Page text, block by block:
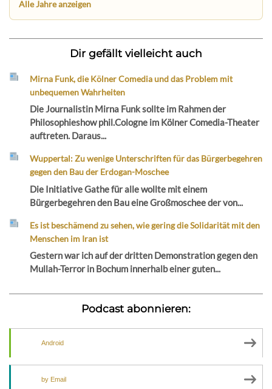
Alle Jahre anzeigen
Dir gefällt vielleicht auch
Mirna Funk, die Kölner Comedia und das Problem mit
unbequemen Wahrheiten
Die Journalistin Mirna Funk sollte im Rahmen der
Philosophieshow phil.Cologne im Kölner Comedia-Theater
auftreten. Daraus...
Wuppertal: Zu wenige Unterschriften für das Bürgerbegehren
gegen den Bau der Erdogan-Moschee
Die Initiative Gathe für alle wollte mit einem
Bürgerbegehren den Bau eine Großmoschee der von...
Es ist beschämend zu sehen, wie gering die Solidarität mit den
Menschen im Iran ist
Gestern war ich auf der dritten Demonstration gegen den
Mullah-Terror in Bochum innerhalb einer guten...
Podcast abonnieren:
Android
by Email